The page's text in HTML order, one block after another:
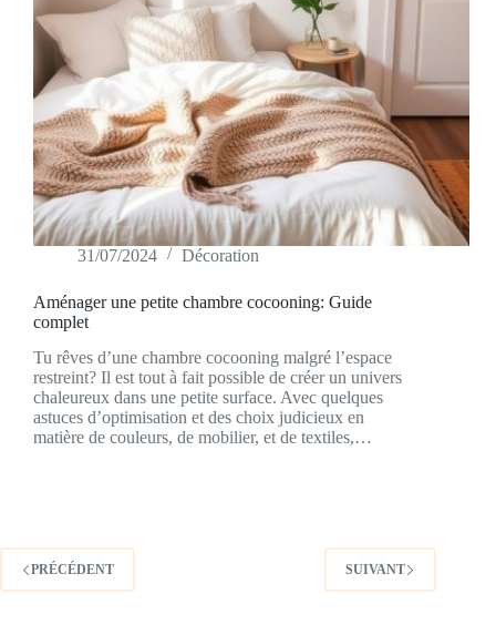
31/07/2024 Décoration
Aménager une petite chambre cocooning: Guide
complet
Tu rêves d’une chambre cocooning malgré l’espace
restreint? Il est tout à fait possible de créer un univers
chaleureux dans une petite surface. Avec quelques
astuces d’optimisation et des choix judicieux en
matière de couleurs, de mobilier, et de textiles,…
PRÉCÉDENT SUIVANT